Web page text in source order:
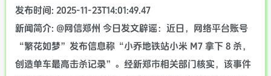
发布时间: 2025-11-23T14:01:49.47
新闻简介: @网信郑州 今日发文辟谣：近日，网络平台账号
“繁花如梦”发布信息称“小乔地铁站小米 M7 拿下 8 杀，
创造单车最高击杀记录”。经新郑市相关部门核实，该事件